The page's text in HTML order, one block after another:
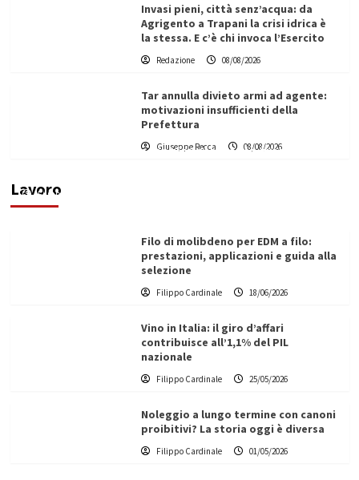
Invasi pieni, città senz’acqua: da
Agrigento a Trapani la crisi idrica è
la stessa. E c’è chi invoca l’Esercito
Redazione 08/08/2026
Tar annulla divieto armi ad agente:
motivazioni insufficienti della
Prefettura
Giuseppe Recca 08/08/2026
Lavoro
L’ingegnere saccense Buscarnera partner chiave
di un progetto transnazionale per la transizione
Filippo Cardinale
Filo di molibdeno per EDM a filo:
prestazioni, applicazioni e guida alla
selezione
Filippo Cardinale 18/06/2026
Vino in Italia: il giro d’affari
contribuisce all’1,1% del PIL
nazionale
Filippo Cardinale 25/05/2026
Noleggio a lungo termine con canoni
proibitivi? La storia oggi è diversa
Filippo Cardinale 01/05/2026